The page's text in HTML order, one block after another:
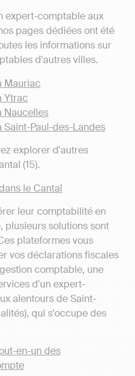
expert-comptable aux
pages dédiées ont été
les informations sur
d'autres villes.
Mauriac
Ytrac
Naucelles
Paul-des-Landes
explorer d'autres
(15).
le Cantal
leur comptabilité en
plusieurs solutions sont
plateformes vous
vos déclarations fiscales
comptable, une
d'un expert-
alentours de Saint-
qui s'occupe des